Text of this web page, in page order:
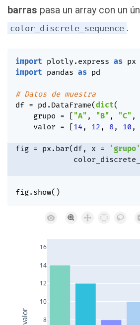
barras pasa un array con un
color_discrete_sequence .
8
10
12
14
16
valor
import plotly. express as
import pandas as pd
# Datos de muestra
df = pd . DataFrame(dict(
    grupo
= [ "A" , "B" , "C" ,
    valor
= [14, 12 , 8, 10 ,
fig = px . bar( df, x = 'grupo'
fig. show( )